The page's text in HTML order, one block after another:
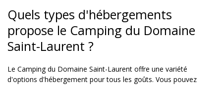
Quels types d'hébergements
propose le Camping du Domaine
Saint-Laurent ?
Le Camping du Domaine Saint-Laurent offre une variété
d'options d'hébergement pour tous les goûts. Vous pouvez